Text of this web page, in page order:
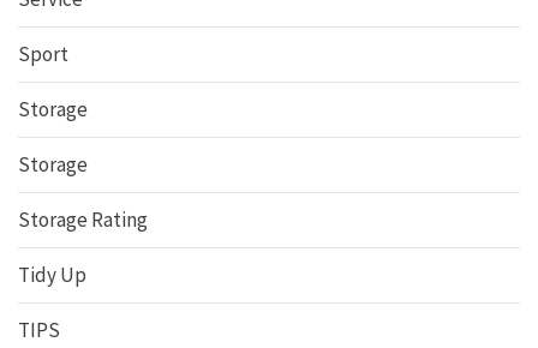
Sport
Storage
Storage
Storage Rating
Tidy Up
TIPS